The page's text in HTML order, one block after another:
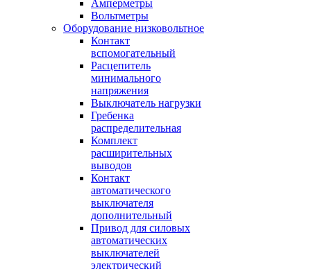
Амперметры
Вольтметры
Оборудование низковольтное
Контакт
вспомогательный
Расцепитель
минимального
напряжения
Выключатель нагрузки
Гребенка
распределительная
Комплект
расширительных
выводов
Контакт
автоматического
выключателя
дополнительный
Привод для силовых
автоматических
выключателей
электрический